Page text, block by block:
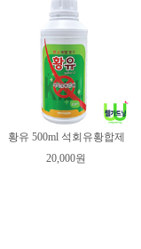
황유 500ml 석회유황합제
20,000원